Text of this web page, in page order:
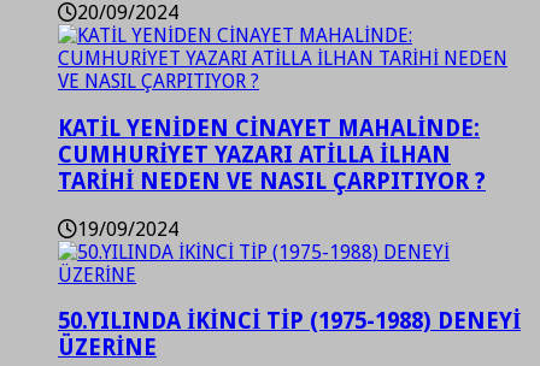
20/09/2024
KATİL YENİDEN CİNAYET MAHALİNDE:
CUMHURİYET YAZARI ATİLLA İLHAN
TARİHİ NEDEN VE NASIL ÇARPITIYOR ?
19/09/2024
50.YILINDA İKİNCİ TİP (1975-1988) DENEYİ
ÜZERİNE